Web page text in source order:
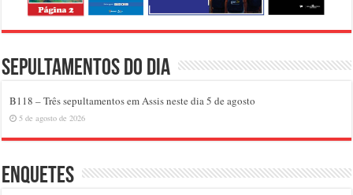
Sepultamentos do dia
B118 – Três sepultamentos em Assis neste dia 5 de agosto
5 de agosto de 2026
Enquetes